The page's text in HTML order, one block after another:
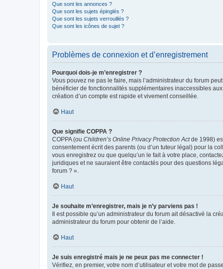
Que sont les annonces ?
Que sont les sujets épinglés ?
Que sont les sujets verrouillés ?
Que sont les icônes de sujet ?
Problèmes de connexion et d’enregistrement
Pourquoi dois-je m’enregistrer ?
Vous pouvez ne pas le faire, mais l’administrateur du forum
bénéficier de fonctionnalités supplémentaires inaccessibles
création d’un compte est rapide et vivement conseillée.
Haut
Que signifie COPPA ?
COPPA (ou Children’s Online Privacy Protection Actde 1998)
consentement écrit des parents (ou d’un tuteur légal) pour la
vous enregistrez ou que quelqu’un le fait à votre place,
juridiques et ne sauraient être contactés pour des questions
forum ? ».
Haut
Je souhaite m’enregistrer, mais je n’y parviens pas !
Il est possible qu’un administrateur du forum ait désactivé la
administrateur du forum pour obtenir de l’aide.
Haut
Je suis enregistré mais je ne peux pas me connecter !
Vérifiez, en premier, votre nom d’utilisateur et votre mot de